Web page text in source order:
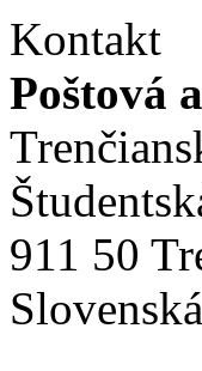
Kontakt
Poštová
911 50